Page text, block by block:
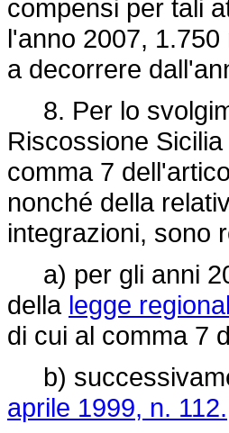
compensi per tali
l'anno 2007,
a decorrere
8. Per lo
Riscossione
comma 7
nonché della
integrazioni, sono
a) per gli anni
della legge
di cui al comma 7
b)
aprile 1999, n. 112.